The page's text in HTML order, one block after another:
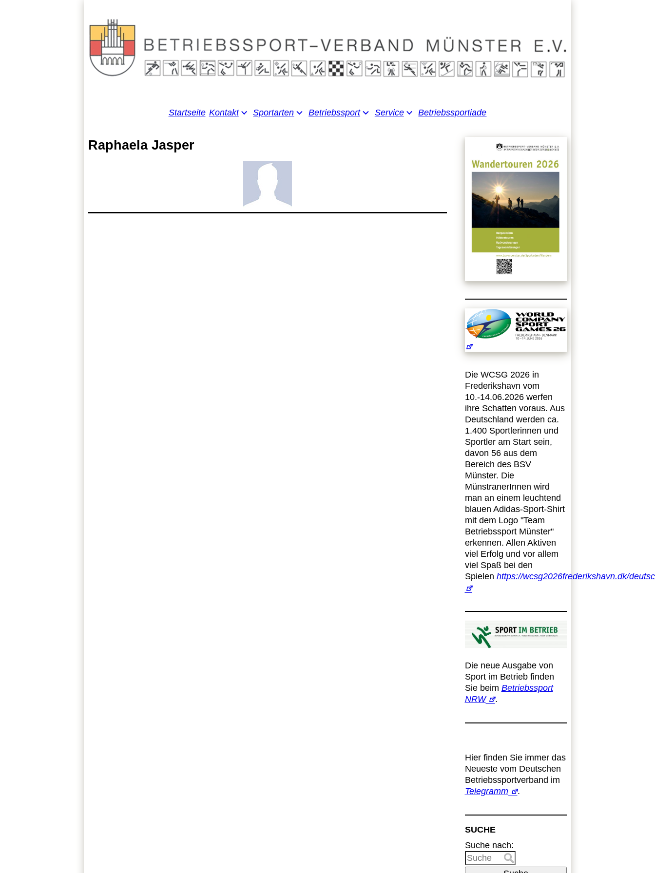
Startseite Kontakt Sportarten Betriebssport Service Betriebssportiade
Raphaela Jasper
Die WCSG 2026 in
Frederikshavn vom
10.-14.06.2026 werfen
ihre Schatten voraus. Aus
Deutschland werden ca.
1.400 Sportlerinnen und
Sportler am Start sein,
davon 56 aus dem
Bereich des BSV
Münster. Die
MünstranerInnen wird
man an einem leuchtend
blauen Adidas-Sport-Shirt
mit dem Logo "Team
Betriebssport Münster"
erkennen. Allen Aktiven
viel Erfolg und vor allem
viel Spaß bei den
Spielen https://wcsg2026frederikshavn.dk/
Die neue Ausgabe von
Sport im Betrieb finden
Sie beim Betriebssport
NRW
.
Hier finden Sie immer das
Neueste vom Deutschen
Betriebssportverband im
Telegramm
.
SUCHE
Suche nach: